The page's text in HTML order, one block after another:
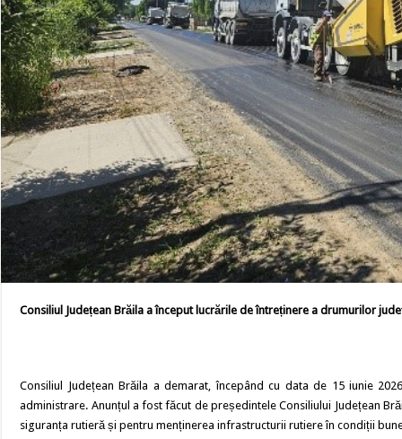
Consiliul Județean Brăila a început lucrările de întreținere a drumurilor
Consiliul Județean Brăila a demarat, începând cu data de 15 iunie
administrare. Anunțul a fost făcut de președintele Consiliului Județean
siguranța rutieră și pentru menținerea infrastructurii rutiere în condiții